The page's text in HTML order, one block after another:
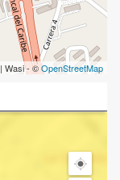
| Wasi - ©OpenStreetMap